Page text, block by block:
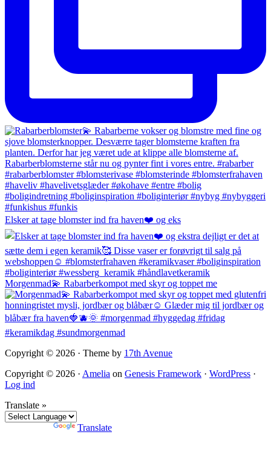
Elsker at tage blomster ind fra haven❤️ og eks
Morgenmad💫 Rabarberkompot med skyr og toppet me
Copyright © 2026 · Theme by 17th Avenue
Copyright © 2026 · Amelia on Genesis Framework · WordPress ·
Log ind
Translate »
Translate